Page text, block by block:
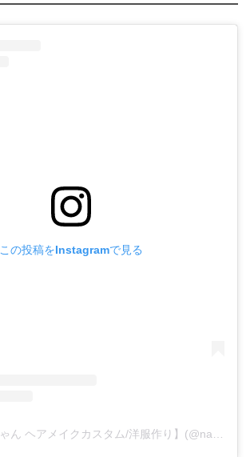
この投稿をInstagramで見る
ななえ 【リカちゃん ヘアメイクカスタム/洋服作り】(@nanae.2023)がシェアした投稿